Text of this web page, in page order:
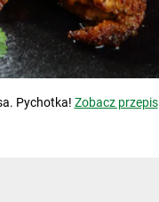
Pychotka! Zobacz przepis